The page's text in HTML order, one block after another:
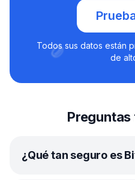
Todos sus datos están
de
¿Qué tan seguro es